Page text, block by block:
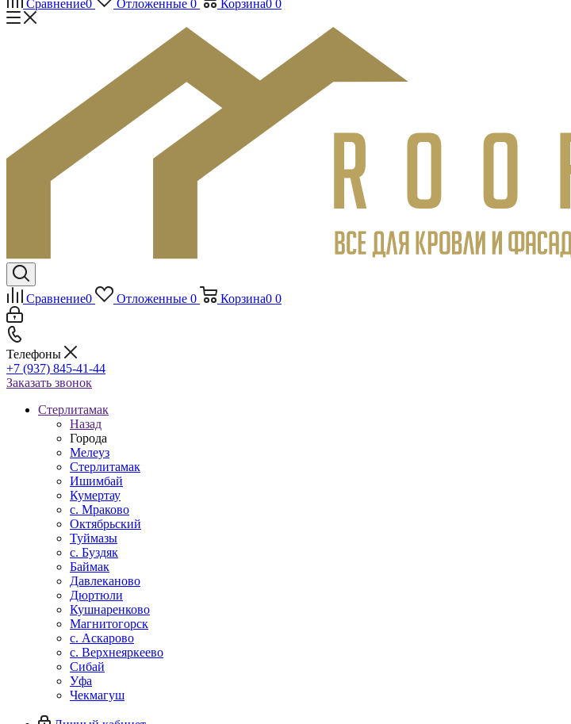
Сравнение0 Отложенные 0 Корзина0 0
Сравнение0 Отложенные 0 Корзина0 0
Телефоны
+7 (937) 845-41-44
Заказать звонок
Стерлитамак
Назад
Города
Мелеуз
Стерлитамак
Ишимбай
Кумертау
c. Мраково
Октябрьский
Туймазы
c. Буздяк
Баймак
Давлеканово
Дюртюли
Кушнаренково
Магнитогорск
с. Аскарово
с. Верхнеяркеево
Сибай
Уфа
Чекмагуш